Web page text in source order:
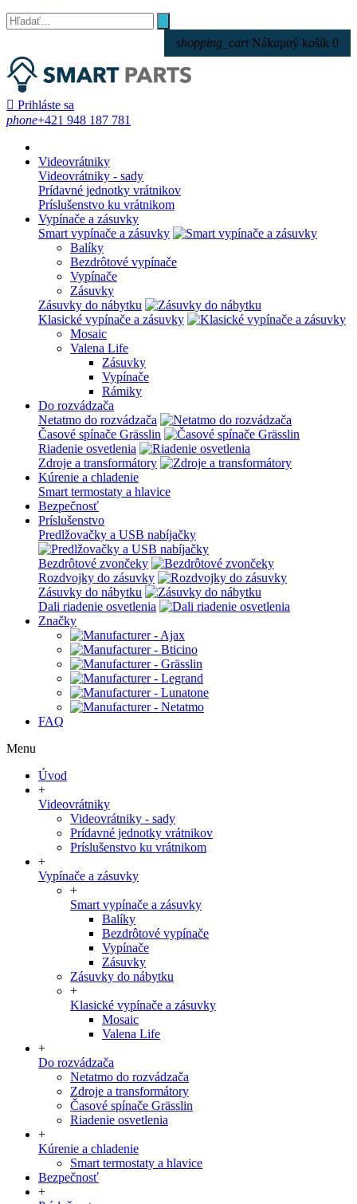
shopping_cart Nákupný košík 0
 Prihláste sa
phone+421 948 187 781
Videovrátniky
Videovrátniky - sady
Prídavné jednotky vrátnikov
Príslušenstvo ku vrátnikom
Vypínače a zásuvky
Smart vypínače a zásuvky
Balíky
Bezdrôtové vypínače
Vypínače
Zásuvky
Zásuvky do nábytku
Klasické vypínače a zásuvky
Mosaic
Valena Life
Zásuvky
Vypínače
Rámiky
Do rozvádzača
Netatmo do rozvádzača
Časové spínače Grässlin
Riadenie osvetlenia
Zdroje a transformátory
Kúrenie a chladenie
Smart termostaty a hlavice
Bezpečnosť
Príslušenstvo
Predlžovačky a USB nabíjačky
Bezdrôtové zvončeky
Rozdvojky do zásuvky
Zásuvky do nábytku
Dali riadenie osvetlenia
Značky
FAQ
Menu
Úvod
+
Videovrátniky
Videovrátniky - sady
Prídavné jednotky vrátnikov
Príslušenstvo ku vrátnikom
+
Vypínače a zásuvky
+
Smart vypínače a zásuvky
Balíky
Bezdrôtové vypínače
Vypínače
Zásuvky
Zásuvky do nábytku
+
Klasické vypínače a zásuvky
Mosaic
Valena Life
+
Do rozvádzača
Netatmo do rozvádzača
Zdroje a transformátory
Časové spínače Grässlin
Riadenie osvetlenia
+
Kúrenie a chladenie
Smart termostaty a hlavice
Bezpečnosť
+